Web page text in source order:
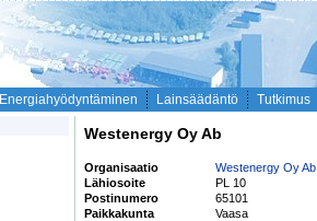
Energiahyödyntäminen Lainsäädäntö Tutkimus
Westenergy Oy Ab
Organisaatio
Westenergy Oy Ab
Lähiosoite
PL 10
Postinumero
65101
Paikkakunta
Vaasa